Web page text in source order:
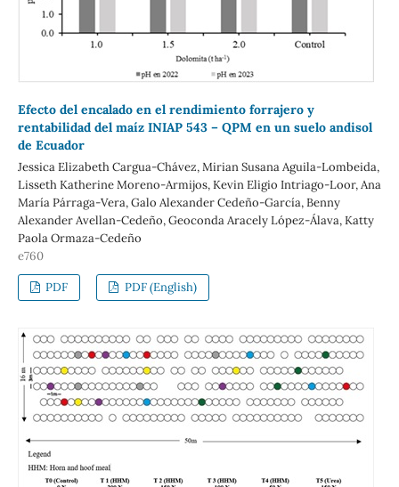
Efecto del encalado en el rendimiento forrajero y
rentabilidad del maíz INIAP 543 – QPM en un suelo andisol
de Ecuador
Jessica Elizabeth Cargua-Chávez, Mirian Susana Aguila-Lombeida,
Lisseth Katherine Moreno-Armijos, Kevin Eligio Intriago-Loor, Ana
María Párraga-Vera, Galo Alexander Cedeño-García, Benny
Alexander Avellan-Cedeño, Geoconda Aracely López-Álava, Katty
Paola Ormaza-Cedeño
e760
PDF PDF (English)